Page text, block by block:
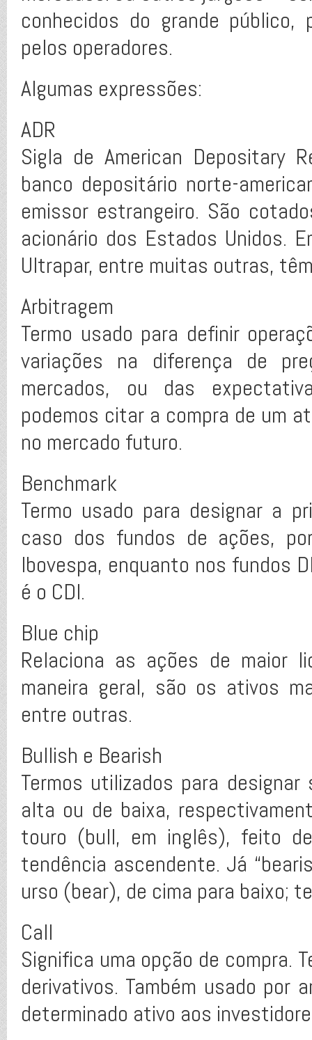
conhecidos do grande
pelos operadores.
Algumas expressões:
ADR
Sigla de American Depositary
banco depositário norte-
emissor estrangeiro. São
acionário dos Estados Unidos.
Ultrapar, entre muitas outras,
Arbitragem
Termo usado para definir
variações na diferença de
mercados, ou das
podemos citar a compra de um
no mercado futuro.
Benchmark
Termo usado para designar a
caso dos fundos de ações,
Ibovespa, enquanto nos fundos
é o CDI.
Blue chip
Relaciona as ações de maior
maneira geral, são os ativos
entre outras.
Bullish e Bearish
Termos utilizados para
alta ou de baixa,
touro (bull, em inglês), feito
tendência ascendente. Já
urso (bear), de cima para baixo;
Call
Significa uma opção de compra.
derivativos. Também usado por
determinado ativo aos